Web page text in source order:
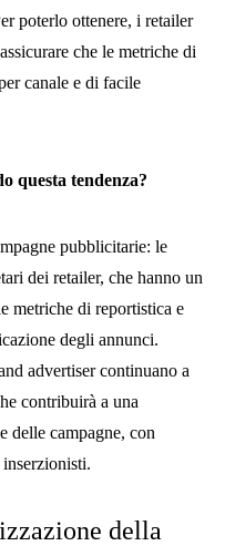
poterlo ottenere, i retailer
che le metriche di
canale e di facile
questa tendenza?
pubblicitarie: le
dei retailer, che hanno un
metriche di reportistica e
degli annunci.
advertiser continuano a
contribuirà a una
delle campagne, con
della